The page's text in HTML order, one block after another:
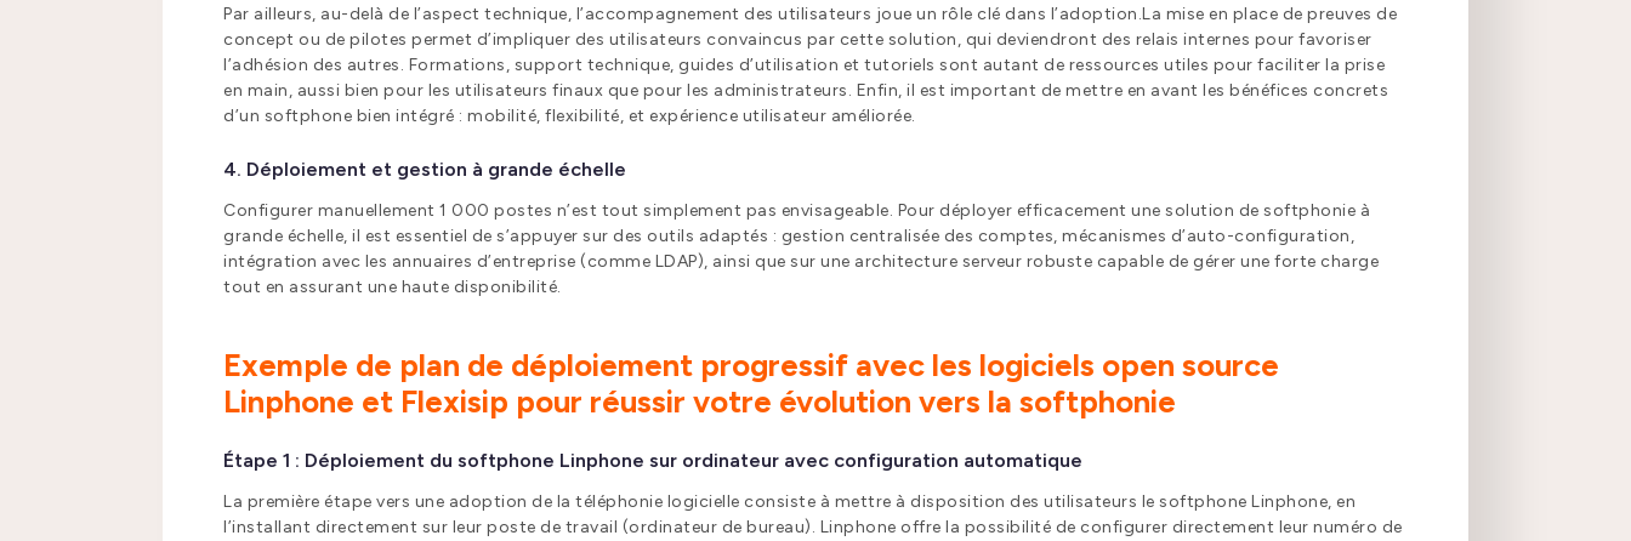
Par ailleurs, au-delà de l’aspect technique, l’accompagnement des utilisateurs joue un rôle clé dans l’adoption.La mise en place de preuves de
concept ou de pilotes permet d’impliquer des utilisateurs convaincus par cette solution, qui deviendront des relais internes pour favoriser
l’adhésion des autres. Formations, support technique, guides d’utilisation et tutoriels sont autant de ressources utiles pour faciliter la prise
en main, aussi bien pour les utilisateurs finaux que pour les administrateurs. Enfin, il est important de mettre en avant les bénéfices concrets
d’un softphone bien intégré : mobilité, flexibilité, et expérience utilisateur améliorée.
4. Déploiement et gestion à grande échelle
Configurer manuellement 1 000 postes n’est tout simplement pas envisageable. Pour déployer efficacement une solution de softphonie à
grande échelle, il est essentiel de s’appuyer sur des outils adaptés : gestion centralisée des comptes, mécanismes d’auto-configuration,
intégration avec les annuaires d’entreprise (comme LDAP), ainsi que sur une architecture serveur robuste capable de gérer une forte charge
tout en assurant une haute disponibilité.
Exemple de plan de déploiement progressif avec les logiciels open source
Linphone et Flexisip pour réussir votre évolution vers la softphonie
Étape 1 : Déploiement du softphone Linphone sur ordinateur avec configuration automatique
La première étape vers une adoption de la téléphonie logicielle consiste à mettre à disposition des utilisateurs le softphone Linphone, en
l’installant directement sur leur poste de travail (ordinateur de bureau). Linphone offre la possibilité de configurer directement leur numéro de